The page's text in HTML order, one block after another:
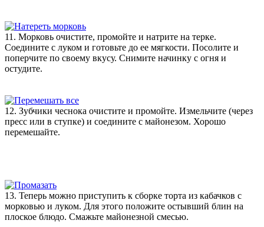
11. Морковь очистите, промойте и натрите на терке.
Соедините с луком и готовьте до ее мягкости. Посолите и
поперчите по своему вкусу. Снимите начинку с огня и
остудите.
12. Зубчики чеснока очистите и промойте. Измельчите (через
пресс или в ступке) и соедините с майонезом. Хорошо
перемешайте.
13. Теперь можно приступить к сборке торта из кабачков с
морковью и луком. Для этого положите остывший блин на
плоское блюдо. Смажьте майонезной смесью.